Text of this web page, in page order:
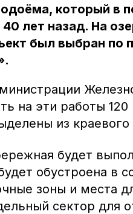
который в
лет назад. На
был выбран по
на эти работы
из
будет
обустроена в
зоны и места
сектор для